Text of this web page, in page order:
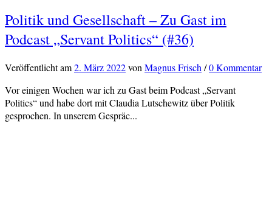
Politik und Gesellschaft – Zu Gast im
Podcast „Servant Politics“ (#36)
Veröffentlichtam2. März 2022vonMagnus Frisch/0 Kommentar
Vor einigen Wochen war ich zu Gast beim Podcast „Servant
Politics“ und habe dort mit Claudia Lutschewitz über Politik
gesprochen. In unserem Gespräc...